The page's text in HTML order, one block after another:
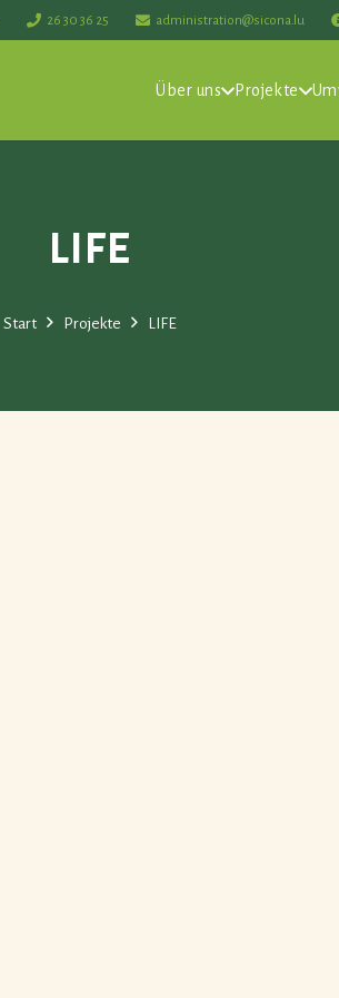
26 30 36 25 administration@sicona.lu
Über uns Projekte
LIFE
Start Projekte LIFE